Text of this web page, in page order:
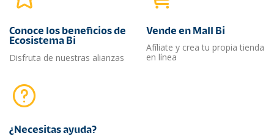
Conoce los beneficios de
Ecosistema Bi
Disfruta de nuestras alianzas
Vende en Mall Bi
Afíliate y crea tu propia tienda
en línea
¿Necesitas ayuda?​